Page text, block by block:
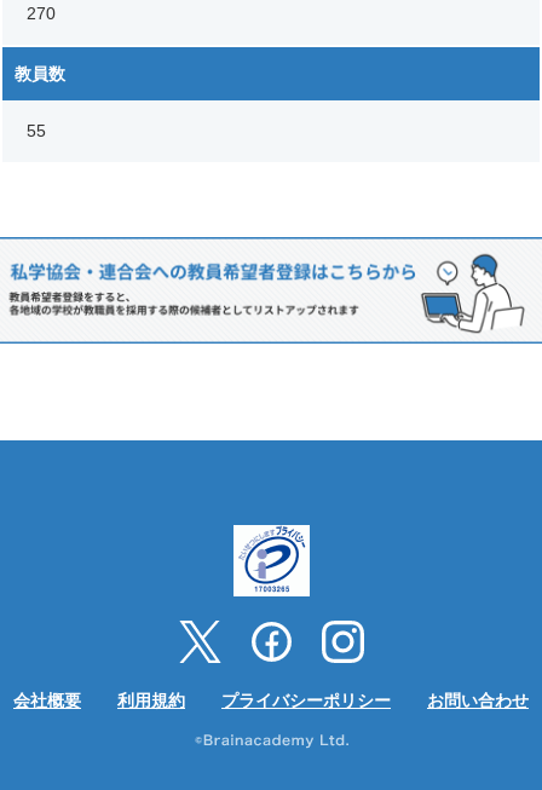
270
教員数
55
会社概要 利用規約 プライバシーポリシー お問い合わせ